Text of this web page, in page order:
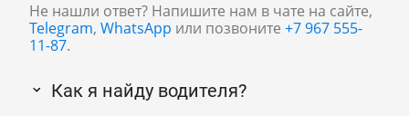
Не нашли ответ? Напишите нам в чате на сайте,
Telegram, WhatsApp или позвоните +7 967 555-
11-87.
Как я найду водителя?